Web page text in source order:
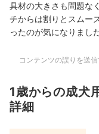
具材の大きさも問題な
チからは割りとスムー
ったのが気になりました
コンテンツの誤りを送
1歳からの成犬
詳細